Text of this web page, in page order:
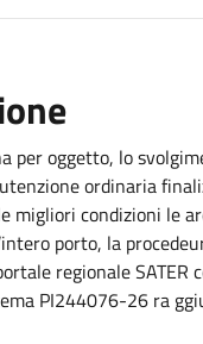
per oggetto, lo
ordinaria
migliori condizioni le
porto, la
regionale SATER
PI244076-26 ra